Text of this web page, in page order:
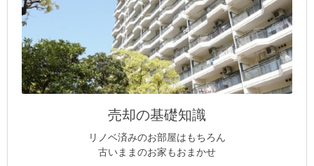
売却の基礎知識
リノベ済みのお部屋はもちろん
古いままのお家もおまかせ